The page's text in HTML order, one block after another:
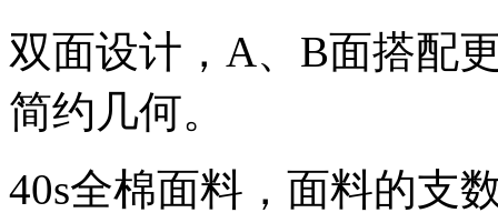
双面设计，A、B面搭配
简约几何。
40s全棉面料，面料的支